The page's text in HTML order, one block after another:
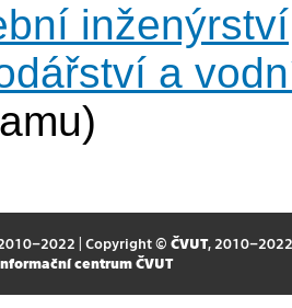
a
| Copyright © ČVUT, 2010–2022
centrum ČVUT